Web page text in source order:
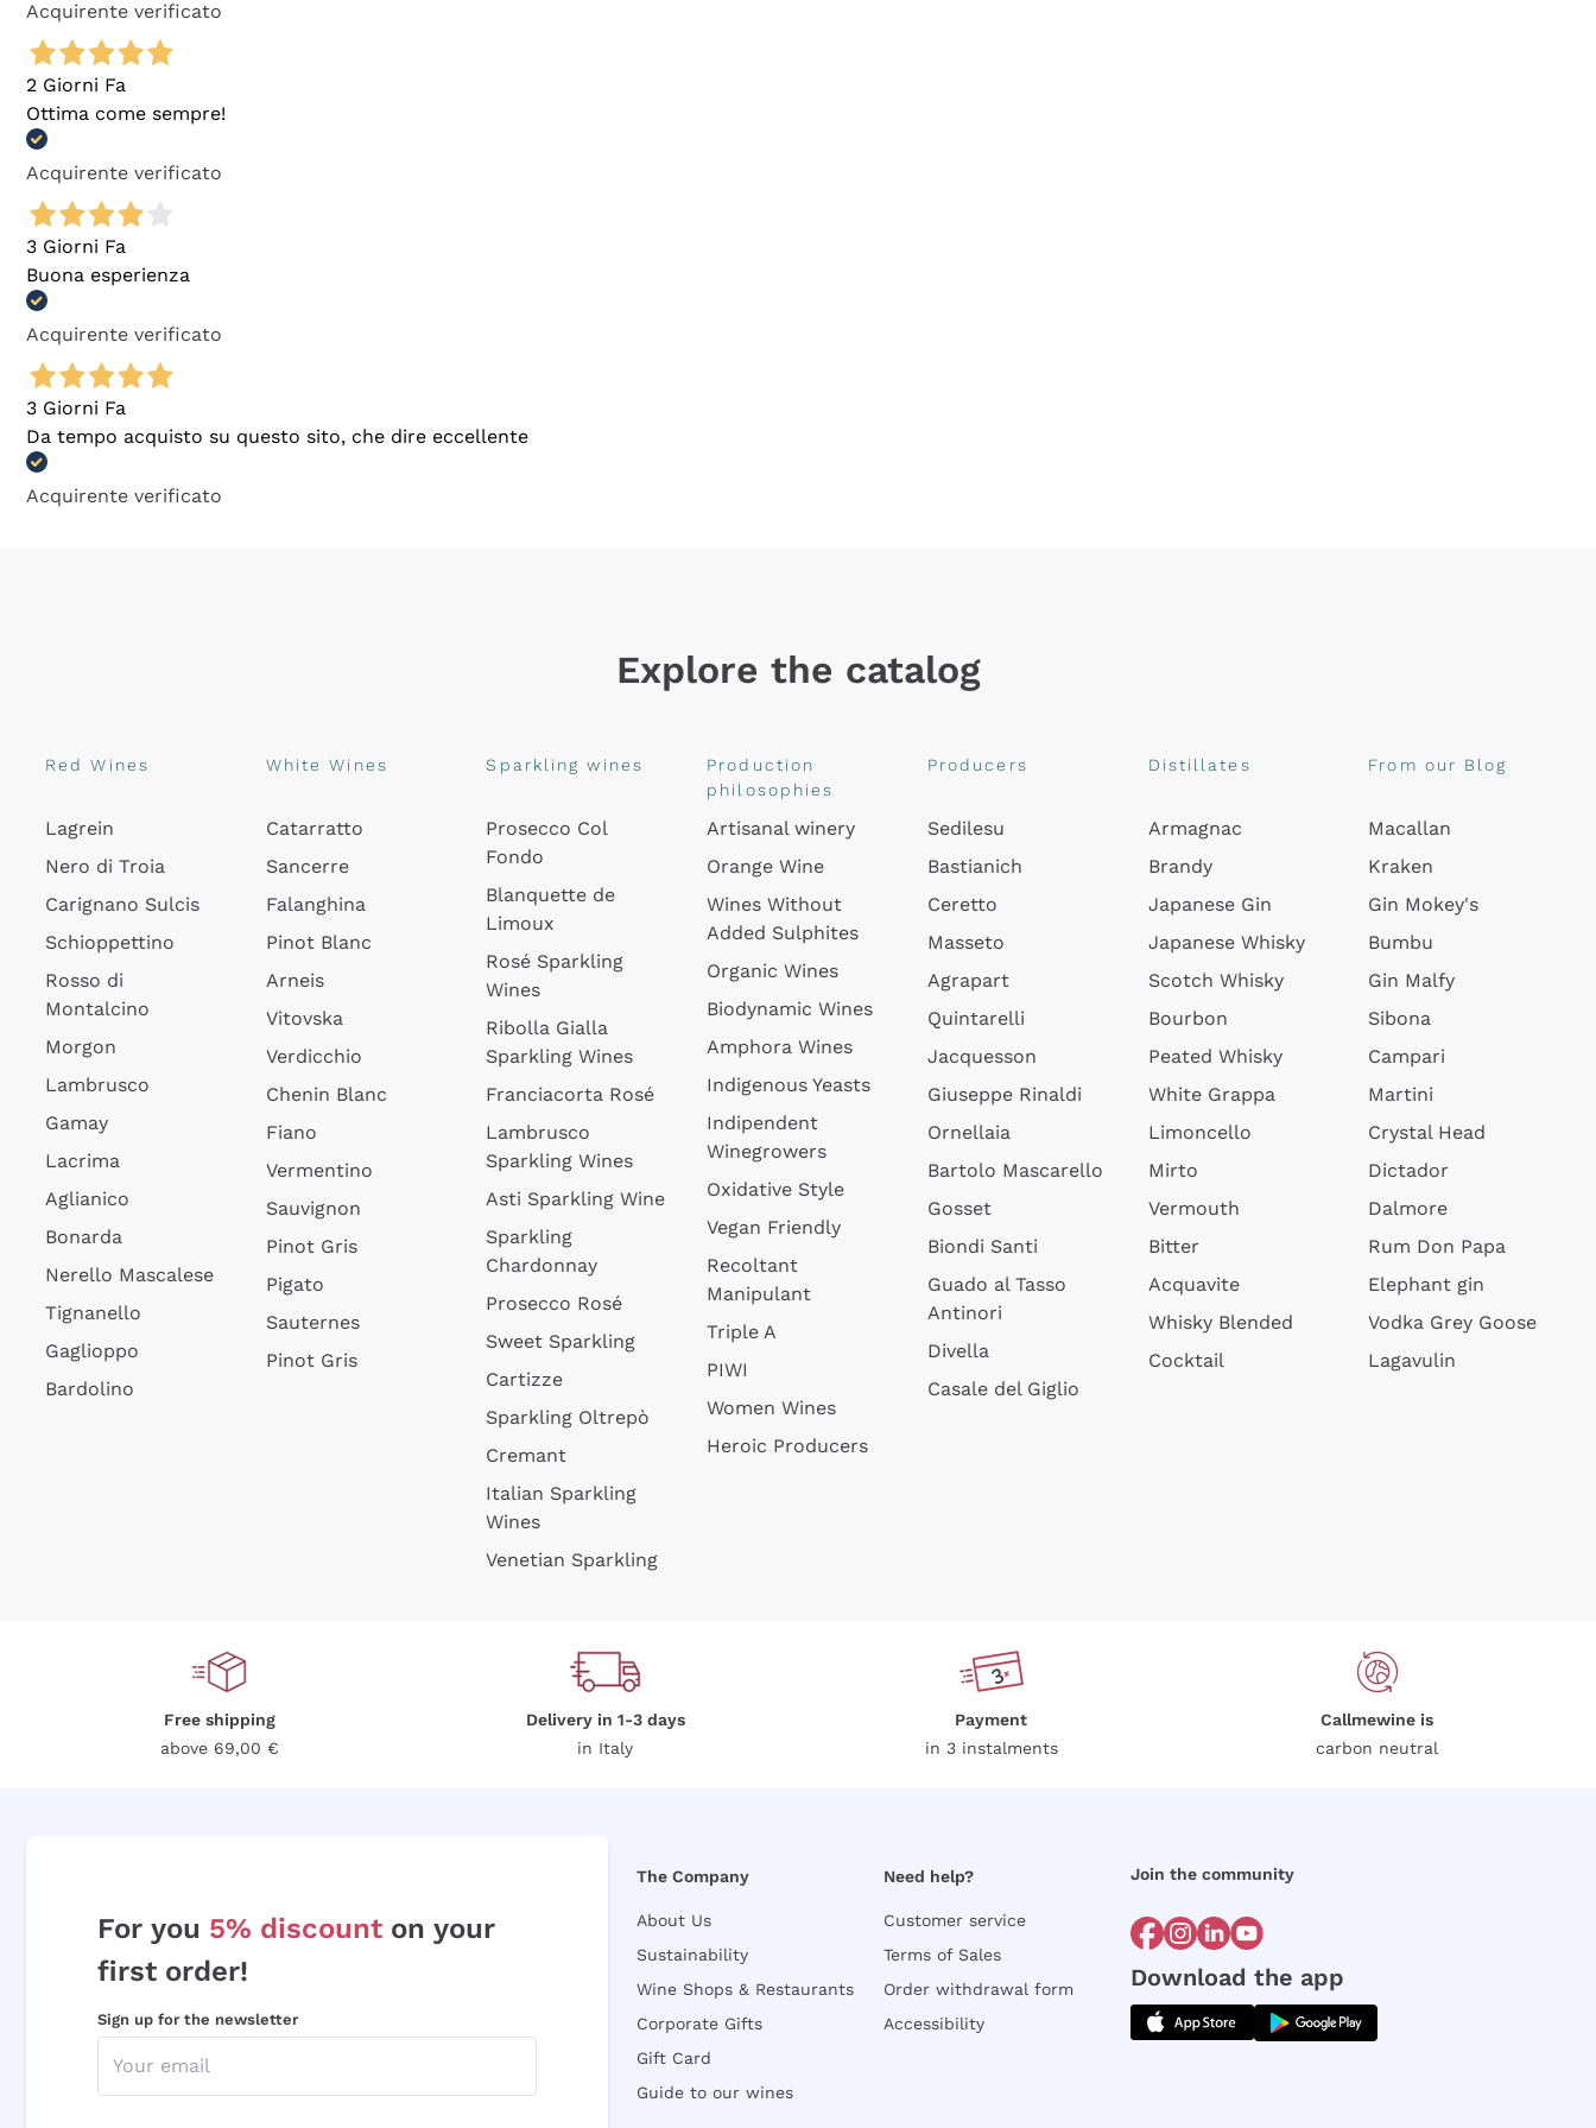
Acquirente verificato
2 Giorni Fa
Ottima come sempre!
Acquirente verificato
3 Giorni Fa
Buona esperienza
Acquirente verificato
3 Giorni Fa
Da tempo acquisto su questo sito, che dire eccellente
Acquirente verificato
Explore the catalog
Red Wines
Lagrein
Nero di Troia
Carignano Sulcis
Schioppettino
Rosso di
Montalcino
Morgon
Lambrusco
Gamay
Lacrima
Aglianico
Bonarda
Nerello Mascalese
Tignanello
Gaglioppo
Bardolino
White Wines
Catarratto
Sancerre
Falanghina
Pinot Blanc
Arneis
Vitovska
Verdicchio
Chenin Blanc
Fiano
Vermentino
Sauvignon
Pinot Gris
Pigato
Sauternes
Pinot Gris
Sparkling wines
Prosecco Col
Fondo
Blanquette de
Limoux
Rosé Sparkling
Wines
Ribolla Gialla
Sparkling Wines
Franciacorta Rosé
Lambrusco
Sparkling Wines
Asti Sparkling Wine
Sparkling
Chardonnay
Prosecco Rosé
Sweet Sparkling
Cartizze
Sparkling Oltrepò
Cremant
Italian Sparkling
Wines
Venetian Sparkling
Production
philosophies
Artisanal winery
Orange Wine
Wines Without
Added Sulphites
Organic Wines
Biodynamic Wines
Amphora Wines
Indigenous Yeasts
Indipendent
Winegrowers
Oxidative Style
Vegan Friendly
Recoltant
Manipulant
Triple A
PIWI
Women Wines
Heroic Producers
Producers
Sedilesu
Bastianich
Ceretto
Masseto
Agrapart
Quintarelli
Jacquesson
Giuseppe Rinaldi
Ornellaia
Bartolo Mascarello
Gosset
Biondi Santi
Guado al Tasso
Antinori
Divella
Casale del Giglio
Distillates
Armagnac
Brandy
Japanese Gin
Japanese Whisky
Scotch Whisky
Bourbon
Peated Whisky
White Grappa
Limoncello
Mirto
Vermouth
Bitter
Acquavite
Whisky Blended
Cocktail
From our Blog
Macallan
Kraken
Gin Mokey's
Bumbu
Gin Malfy
Sibona
Campari
Martini
Crystal Head
Dictador
Dalmore
Rum Don Papa
Elephant gin
Vodka Grey Goose
Lagavulin
Free shipping
above 69,00 €
Delivery in 1-3 days
in Italy
Payment
in 3 instalments
Callmewine is
carbon neutral
For you 5% discount on your
first order!
Sign up for the newsletter
The Company
About Us
Sustainability
Wine Shops & Restaurants
Corporate Gifts
Gift Card
Guide to our wines
Need help?
Customer service
Terms of Sales
Order withdrawal form
Accessibility
Join the community
Download the app